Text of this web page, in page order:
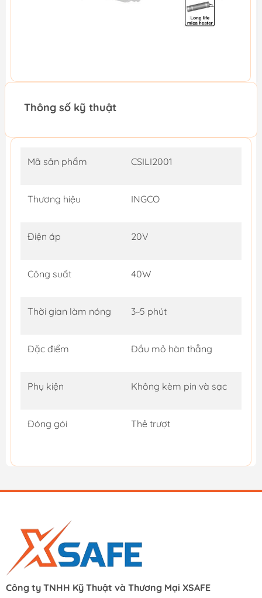
Thông số kỹ thuật
Mã sản phẩm CSILI2001
Thương hiệu INGCO
Điện áp 20V
Công suất 40W
Thời gian làm nóng 3~5 phút
Đặc điểm Đầu mỏ hàn thẳng
Phụ kiện Không kèm pin và sạc
Đóng gói Thẻ trượt
Công ty TNHH Kỹ Thuật và Thương Mại XSAFE